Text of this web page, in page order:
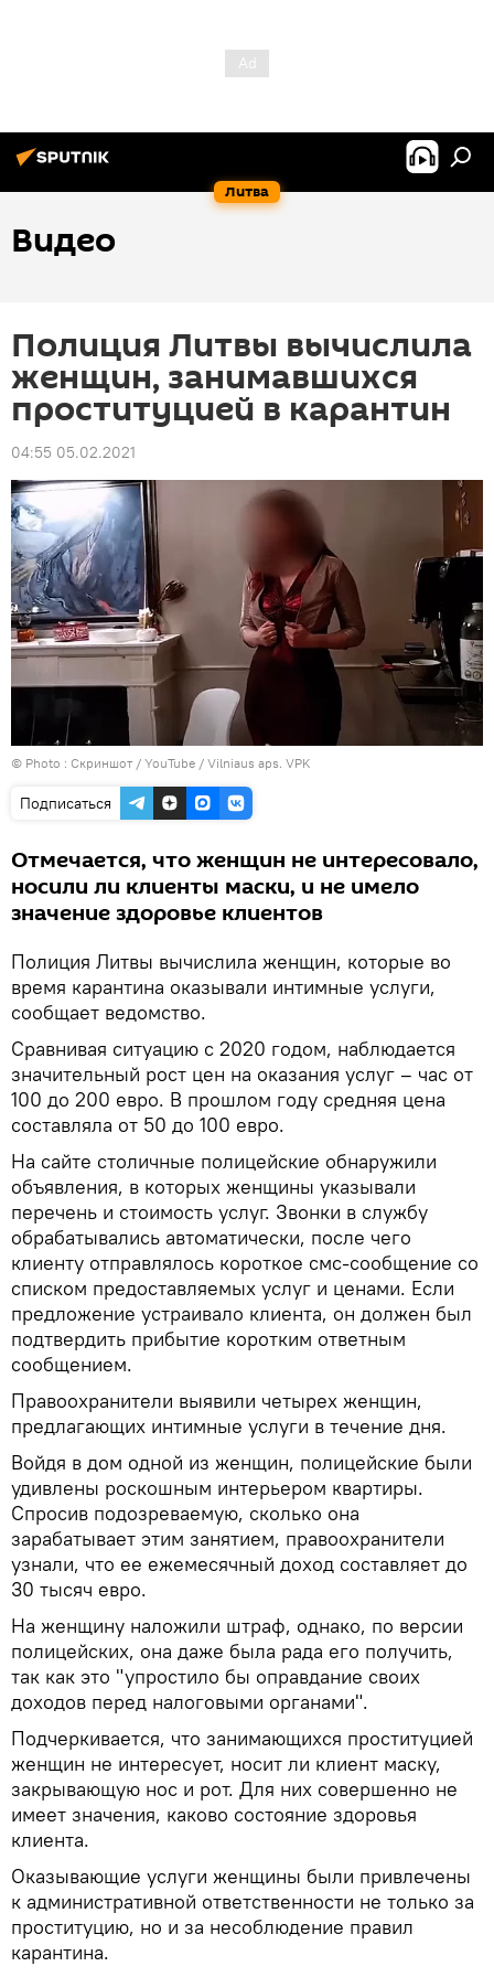
Литва
Видео
Полиция Литвы вычислила
женщин, занимавшихся
проституцией в карантин
04:55 05.02.2021
© Photo : Скриншот / YouTube / Vilniaus aps. VPK
Подписаться
Отмечается, что женщин не интересовало,
носили ли клиенты маски, и не имело
значение здоровье клиентов
Полиция Литвы вычислила женщин, которые во
время карантина оказывали интимные услуги,
сообщает ведомство.
Сравнивая ситуацию с 2020 годом, наблюдается
значительный рост цен на оказания услуг – час от
100 до 200 евро. В прошлом году средняя цена
составляла от 50 до 100 евро.
На сайте столичные полицейские обнаружили
объявления, в которых женщины указывали
перечень и стоимость услуг. Звонки в службу
обрабатывались автоматически, после чего
клиенту отправлялось короткое смс-сообщение со
списком предоставляемых услуг и ценами. Если
предложение устраивало клиента, он должен был
подтвердить прибытие коротким ответным
сообщением.
Правоохранители выявили четырех женщин,
предлагающих интимные услуги в течение дня.
Войдя в дом одной из женщин, полицейские были
удивлены роскошным интерьером квартиры.
Спросив подозреваемую, сколько она
зарабатывает этим занятием, правоохранители
узнали, что ее ежемесячный доход составляет до
30 тысяч евро.
На женщину наложили штраф, однако, по версии
полицейских, она даже была рада его получить,
так как это "упростило бы оправдание своих
доходов перед налоговыми органами".
Подчеркивается, что занимающихся проституцией
женщин не интересует, носит ли клиент маску,
закрывающую нос и рот. Для них совершенно не
имеет значения, каково состояние здоровья
клиента.
Оказывающие услуги женщины были привлечены
к административной ответственности не только за
проституцию, но и за несоблюдение правил
карантина.